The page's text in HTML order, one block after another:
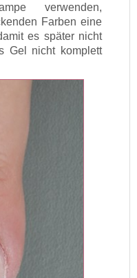
verwenden,
Farben eine
es später nicht
Gel nicht komplett